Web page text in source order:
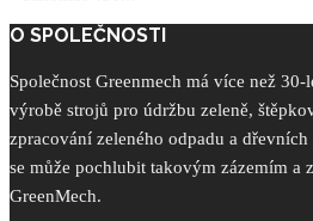
O SPOLEČNOSTI
Společnost Greenmech má více než
výrobě strojů pro údržbu zeleně,
zpracování zeleného odpadu a
se může pochlubit takovým zázemím a
GreenMech.